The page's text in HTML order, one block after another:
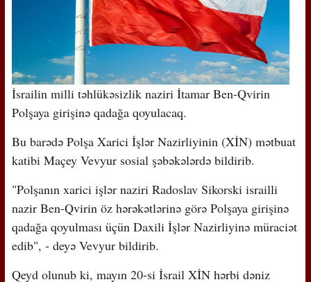
İsrailin milli təhlükəsizlik naziri İtamar Ben-Qvirin
Polşaya girişinə qadağa qoyulacaq.
Bu barədə Polşa Xarici İşlər Nazirliyinin (XİN) mətbuat
katibi Maçey Vevyur sosial şəbəkələrdə bildirib.
"Polşanın xarici işlər naziri Radoslav Sikorski israilli
nazir Ben-Qvirin öz hərəkətlərinə görə Polşaya girişinə
qadağa qoyulması üçün Daxili İşlər Nazirliyinə müraciət
edib", - deyə Vevyur bildirib.
Qeyd olunub ki, mayın 20-si İsrail XİN hərbi dəniz